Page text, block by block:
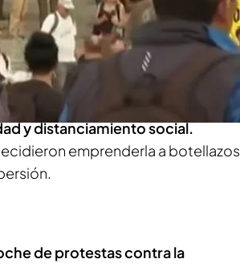
frente al coronavirus
Entre los detenidos está el
Attila Hildmann.
porque
sus asistentes estaban
y distanciamiento social.
emprenderla a botellazos
de protestas contra la